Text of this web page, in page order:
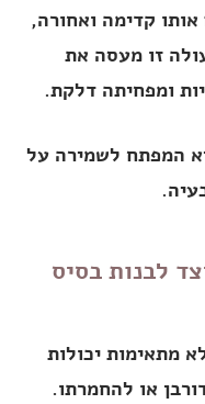
קדימה ואחורה,
זו מעסה את
ומפחיתה דלקת.
המפתח לשמירה על
לבנות בסיס
מתאימות יכולות
או להחמרתו.